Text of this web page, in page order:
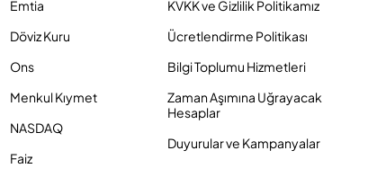
Emtia
Döviz Kuru
Ons
Menkul Kıymet
NASDAQ
Faiz
KVKK ve Gizlilik Politikamız
Ücretlendirme Politikası
Bilgi Toplumu Hizmetleri
Zaman Aşımına Uğrayacak
Hesaplar
Duyurular ve Kampanyalar